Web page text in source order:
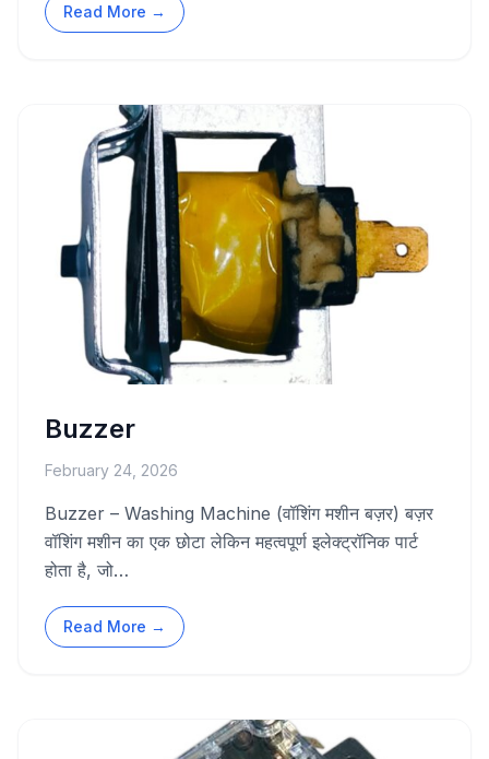
Read More →
Buzzer
February 24, 2026
Buzzer – Washing Machine (वॉशिंग मशीन बज़र) बज़र
वॉशिंग मशीन का एक छोटा लेकिन महत्वपूर्ण इलेक्ट्रॉनिक पार्ट
होता है, जो…
Read More →